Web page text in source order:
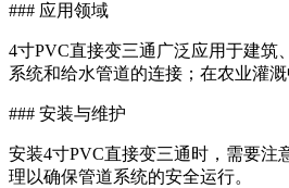
### 应用领域
4寸PVC直接变三通广泛应用于建筑
系统和给水管道的连接；在农业灌
### 安装与维护
安装4寸PVC直接变三通时，需要注
理以确保管道系统的安全运行。